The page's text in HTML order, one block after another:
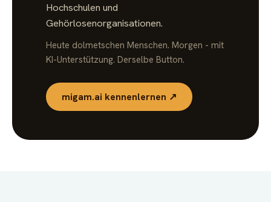
Hochschulen und
Gehörlosenorganisationen.
Heute dolmetschen Menschen. Morgen - mit
KI-Unterstützung. Derselbe Button.
migam.ai kennenlernen ↗